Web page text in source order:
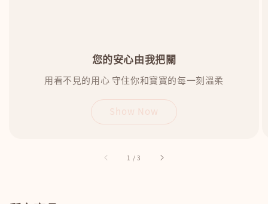
您的安心由我把關
用看不見的用心 守住你和寶寶的每一刻溫柔
Show Now
1 /accessibility.of
3